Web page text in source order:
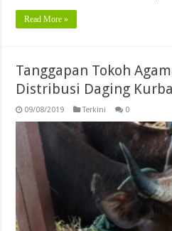
Read More »
Tanggapan Tokoh
Distribusi Daging
09/08/2019 Terkini 0